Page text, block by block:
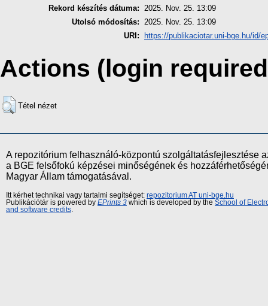
Rekord készítés dátuma: 2025. Nov. 25. 13:09
Utolsó módosítás: 2025. Nov. 25. 13:09
URI:
https://publikaciotar.uni-bge.hu/id/
Actions (login
Tétel nézet
A repozitórium felhasználó-központú szolgáltatásfejlesztése
a BGE felsőfokú képzései minőségének és
Magyar Állam támogatásával.
Itt kérhet technikai vagy tartalmi segítséget: repozitorium AT uni-bge.hu
Publikációtár is powered by EPrints 3 which is developed by the School of
and software credits.